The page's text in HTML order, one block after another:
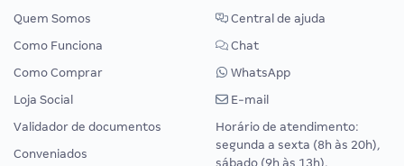
Quem Somos
Como Funciona
Como Comprar
Loja Social
Validador de documentos
Conveniados
Central de ajuda
Chat
WhatsApp
E-mail
Horário de atendimento:
segunda a sexta (8h às 20h),
sábado (9h às 13h).